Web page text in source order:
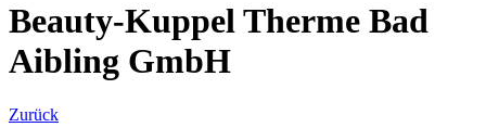
Beauty-Kuppel Therme Bad
Aibling GmbH
Zurück